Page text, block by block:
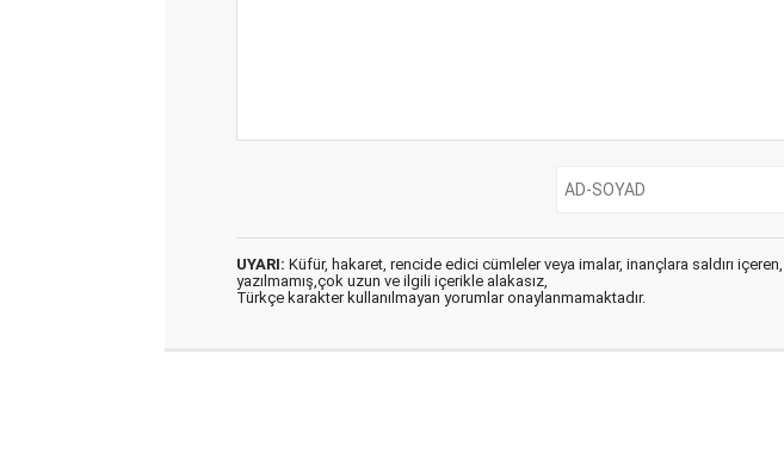
UYARI: Küfür, hakaret, rencide edici cümleler veya imalar, inançlara saldırı
yazılmamış,çok uzun ve ilgili içerikle alakasız,
Türkçe karakter kullanılmayan yorumlar onaylanmamaktadır.